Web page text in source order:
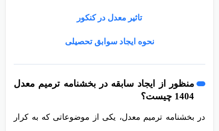
تاثیر معدل در کنکور
نحوه ایجاد سوابق تحصیلی
منظور از ایجاد سابقه در بخشنامه ترمیم معدل
1404 چیست؟
در بخشنامه ترمیم معدل، یکی از موضوعاتی که به کرار